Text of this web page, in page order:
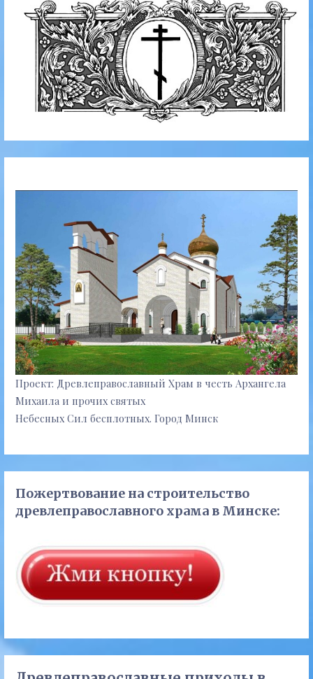
Проект: Древлеправославный Храм в честь Архангела
Михаила и прочих святых
Небесных Сил бесплотных. Город Минск
Пожертвование на строительство
древлеправославного храма в Минске: